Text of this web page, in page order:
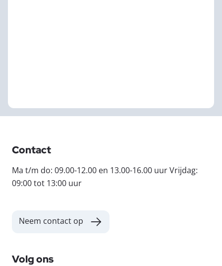
Contact
Ma t/m do: 09.00-12.00 en 13.00-16.00 uur Vrijdag:
09:00 tot 13:00 uur
Neem contact op
Volg ons